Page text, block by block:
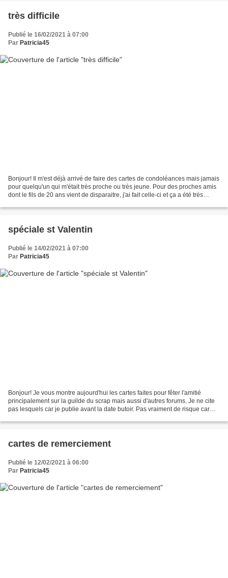
très difficile
Publié le 16/02/2021 à 07:00
Par Patricia45
Bonjour! Il m'est déjà arrivé de faire des cartes de condoléances mais jamais
pour quelqu'un qui m'était très proche ou très jeune. Pour des proches amis
dont le fils de 20 ans vient de disparaitre, j'ai fait celle-ci et ça a été très
spéciale st Valentin
Publié le 14/02/2021 à 07:00
Par Patricia45
Bonjour! Je vous montre aujourd'hui les cartes faites pour fêter l'amitié
principalement sur la guilde du scrap mais aussi d'autres forums. Je ne cite
pas lesquels car je publie avant la date butoir. Pas vraiment de risque car
cartes de remerciement
Publié le 12/02/2021 à 06:00
Par Patricia45